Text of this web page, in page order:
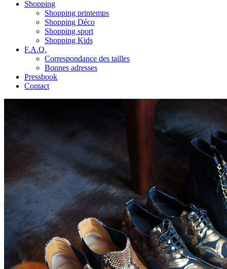
Shopping
Shopping printemps
Shopping Déco
Shopping sport
Shopping Kids
F.A.Q.
Correspondance des tailles
Bonnes adresses
Pressbook
Contact